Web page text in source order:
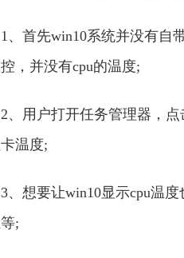
1、首先win10系统并没有自
，并没有cpu的温度;
2、用户打开任务管理器，点
温度;
3、想要让win10显示cpu温
;